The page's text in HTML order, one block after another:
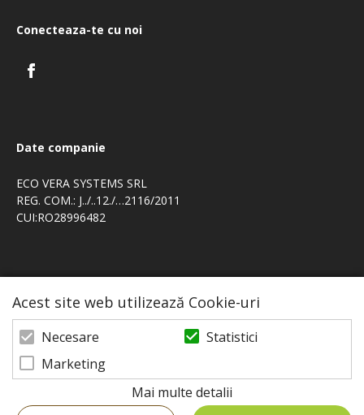
© 2026 Shop eco-vera | Powered byblugento
Conecteaza-te cu noi
Date companie
ECO VERA SYSTEMS SRL
REG. COM.: J../..12./…2116/2011
CUI:RO28996482
Acest site web utilizează Cookie-uri
Necesare
Statistici
Marketing
Mai multe detalii